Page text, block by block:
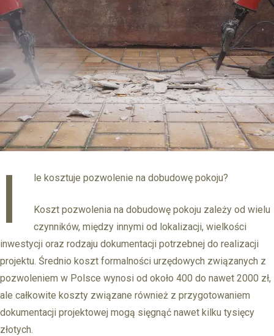
I le kosztuje pozwolenie na dobudowę pokoju?
Koszt pozwolenia na dobudowę pokoju zależy od wielu
czynników, między innymi od lokalizacji, wielkości
inwestycji oraz rodzaju dokumentacji potrzebnej do realizacji
projektu. Średnio koszt formalności urzędowych związanych z
pozwoleniem w Polsce wynosi od około 400 do nawet 2000 zł,
ale całkowite koszty związane również z przygotowaniem
dokumentacji projektowej mogą sięgnąć nawet kilku tysięcy
złotych.